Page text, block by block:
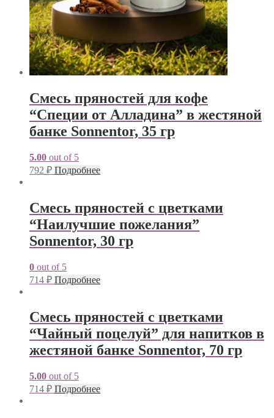
Смесь пряностей для кофе
“Специи от Алладина” в жестяной
банке Sonnentor, 35 гр
5.00 out of 5
792 ₽ Подробнее
Смесь пряностей с цветками
“Наилучшие пожелания”
Sonnentor, 30 гр
0 out of 5
714 ₽ Подробнее
Смесь пряностей с цветками
“Чайный поцелуй” для напитков в
жестяной банке Sonnentor, 70 гр
5.00 out of 5
714 ₽ Подробнее